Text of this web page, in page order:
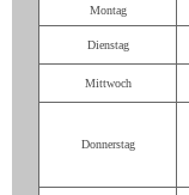
Montag
Dienstag
Mittwoch
Donnerstag